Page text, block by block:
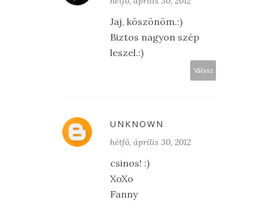
Jaj, köszönöm.:)
Biztos nagyon szép
leszel.:)
Válasz
UNKNOWN
hétfő, április 30, 2012
csinos! :)
XoXo
Fanny